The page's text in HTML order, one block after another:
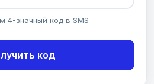
4-значный код в SMS
код